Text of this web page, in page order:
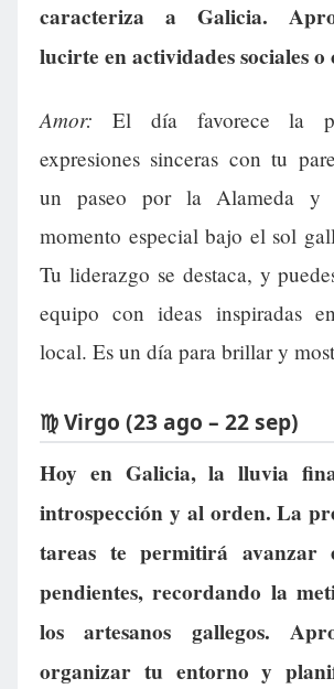
caracteriza a Galicia.
lucirte en actividades sociales
Amor: El día favorece la
expresiones sinceras con tu
un paseo por la Alameda y
momento especial bajo el sol
Tu liderazgo se destaca, y
equipo con ideas inspiradas
local. Es un día para brillar y
♍ Virgo (23 ago – 22 sep)
Hoy en Galicia, la lluvia
introspección y al orden. La
tareas te permitirá avanzar
pendientes, recordando la
los artesanos gallegos.
organizar tu entorno y